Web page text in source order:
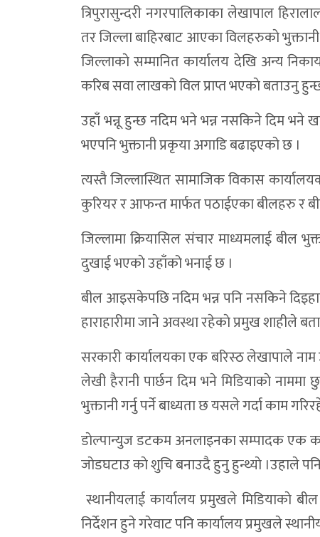
भेरी करिडोरमा पहिरोको कहर:सडक
ठूलीभेरीमा डिजिटल प्रणाली:अब हाजिरीमा
डोल्पाको दुर्गम मुड्केचुलामा गाउँ प्रहरी भर्ना,
त्रिपुरासुन्दरी–३ को वडासभा सम्पन्न : खुला
रंगमानको सामुदायिक वनमा बेवारिसे
कर्णालीमा साउने संक्रान्ति पर्व २०८३ सम्पन्न
दुनैको मुहार फेर्न १५ करोडको योजना, मन्त्री
त्रिपुराकोटमा ५५ लाखसहित पक्राउ परेकामाथि
डाेल्पा काइकेमा
डोल्पामा स्रोत नखुलेको ५५ लाख ९०
डाेल्पा त्रिपुराकाेटबाट ५५ लाख रुपैयाँसहित दुई
डाेल्पा दुनै जाेड्ने भेरीनदिमाथि सहित भेरी
डोल्पामा सार्वजनिक सुनुवाइ: जनप्रतिनिधि
डोल्पामा नयाँ जिल्ला दररेट : कुशल
विज्ञापनमा लगाइएको एकद्वार प्रणाली
बर्ड फ्लु : लक्षण, जोखिम र रोकथामका उपाय
डोल्पा ठुलिभेरि र त्रिपुरासुन्दरीमा अझै ५१
डाेल्पा भिजेरको पीडा: सडक छैन, सवारी
खर्च प्रगतिमा शे–फोक्सुण्डो अब्बल, डोल्पाका
त्रिपुरासुन्दरी नगरपालिकाका लेखापाल
तर जिल्ला बाहिरबाट आएका विलहरुकाे भुक्तानी
जिल्लाकाे सम्मानित कार्यालय देखि अन्य
करिब सवा लाखकाे विल प्राप्त भएकाे बताउनु
उहाँ भन्नू हुन्छ नदिम भने भन्न नसकिने दिम भने
भएपनि भुक्तानी प्रकृया अगाडि बढाइएको छ ।
त्यस्तै जिल्लास्थित सामाजिक विकास
कुरियर र आफन्त मार्फत पठाईएका बीलहरु र
जिल्लामा क्रियासिल संचार माध्यमलाई बील
दुखाई भएकाे उहाँको भनाई छ ।
बील आइसकेपछि नदिम भन्न पनि नसकिने
हाराहारीमा जाने अवस्था रहेकाे प्रमुख शाहीले
सरकारी कार्यालयका एक बरिस्ठ लेखापाले नाम
लेखी हैरानी पार्छन दिम भने मिडियाकाे
भुक्तानी गर्नु पर्ने बाध्यता छ यसले गर्दा काम
डाेल्पान्युज डटकम अनलाइनका सम्पादक एक
जाेडघटाउ काे शुचि बनाउदै हुनु हुन्थ्याे ।उहाले
स्थानीयलाई कार्यालय प्रमुखले मिडियाकाे
निर्देशन हुने गरेवाट पनि कार्यालय प्रमुखले